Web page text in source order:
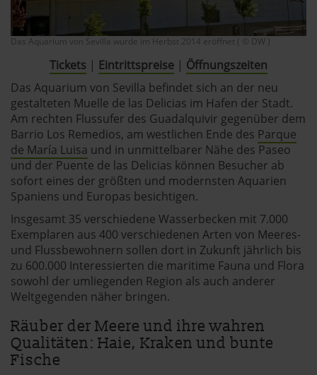
Das Aquarium von Sevilla wurde im Herbst 2014 eröffnet ( © DW )
Tickets | Eintrittspreise | Öffnungszeiten
Das Aquarium von Sevilla befindet sich an der neu
gestalteten Muelle de las Delicias im Hafen der Stadt.
Am rechten Flussufer des Guadalquivir gegenüber dem
Barrio Los Remedios, am westlichen Ende des Parque
de María Luisa und in unmittelbarer Nähe des Paseo
und der Puente de las Delicias können Besucher ab
sofort eines der größten und modernsten Aquarien
Spaniens und Europas besichtigen.
Insgesamt 35 verschiedene Wasserbecken mit 7.000
Exemplaren aus 400 verschiedenen Arten von Meeres-
und Flussbewohnern sollen dort in Zukunft jährlich bis
zu 600.000 Interessierten die maritime Fauna und Flora
sowohl der umliegenden Region als auch anderer
Weltgegenden näher bringen.
Räuber der Meere und ihre wahren
Qualitäten: Haie, Kraken und bunte
Fische